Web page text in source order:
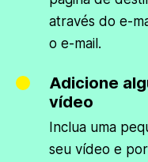
através do e-
o e-mail.
Adicione
vídeo
Inclua uma
seu vídeo e